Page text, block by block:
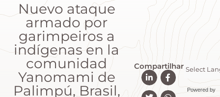
Nuevo ataque
armado por
garimpeiros a
indígenas en la
comunidad
Yanomami de
Palimpú, Brasil,
Compartilhar
Powered by